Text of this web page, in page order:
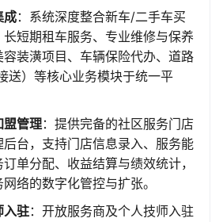
成：系统深度整合新车/二手车买
长短期租车服务、专业维修与保养
装潢项目、车辆保险代办、道路
送）等核心业务模块于统一平
盟管理：提供完备的社区服务门店
后台，支持门店信息录入、服务能
单分配、收益结算与绩效统计，
络的数字化管控与扩张。
入驻：开放服务商及个人技师入驻